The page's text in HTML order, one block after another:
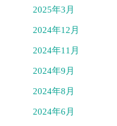
2025年3月
2024年12月
2024年11月
2024年9月
2024年8月
2024年6月